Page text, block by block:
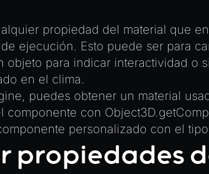
propiedad del material que
ejecución. Esto puede ser para
objeto para indicar interactividad o
en el clima.
puedes obtener un material
componente con
personalizado con el tipo
propiedades